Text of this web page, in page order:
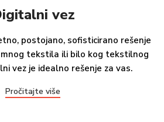
vez
postojano, sofisticirano rešenje
tekstila ili bilo kog tekstilnog
vez je idealno rešenje za vas.
Pročitajte više